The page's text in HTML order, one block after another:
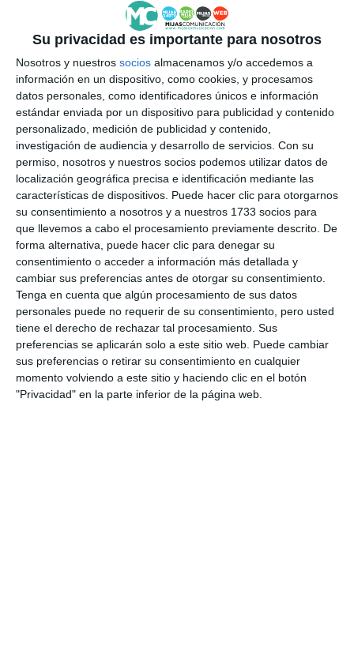
Su privacidad es importante para nosotros
Nosotros y nuestros socios almacenamos y/o accedemos a
información en un dispositivo, como cookies, y procesamos
datos personales, como identificadores únicos e información
estándar enviada por un dispositivo para publicidad y contenido
personalizado, medición de publicidad y contenido,
investigación de audiencia y desarrollo de servicios. Con su
permiso, nosotros y nuestros socios podemos utilizar datos de
localización geográfica precisa e identificación mediante las
características de dispositivos. Puede hacer clic para otorgarnos
su consentimiento a nosotros y a nuestros 1733 socios para
que llevemos a cabo el procesamiento previamente descrito. De
forma alternativa, puede hacer clic para denegar su
consentimiento o acceder a información más detallada y
cambiar sus preferencias antes de otorgar su consentimiento.
Tenga en cuenta que algún procesamiento de sus datos
personales puede no requerir de su consentimiento, pero usted
tiene el derecho de rechazar tal procesamiento. Sus
preferencias se aplicarán solo a este sitio web. Puede cambiar
sus preferencias o retirar su consentimiento en cualquier
momento volviendo a este sitio y haciendo clic en el botón
"Privacidad" en la parte inferior de la página web.